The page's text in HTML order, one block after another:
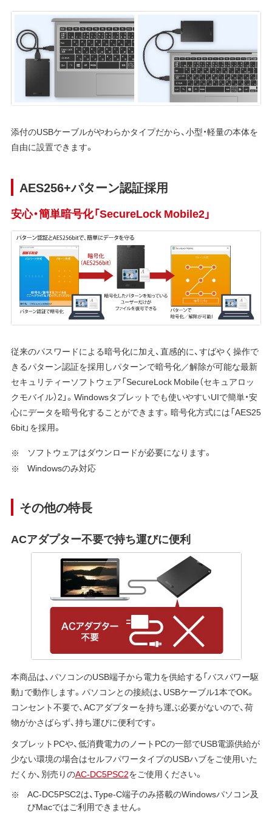
添付のUSBケーブルがやわらかタイプだから、小型・軽量の本体を
自由に設置できます。
AES256+パターン認証採用
安心・簡単暗号化「SecureLock Mobile2」
従来のパスワードによる暗号化に加え、直感的に、すばやく操作で
きるパターン認証を採用しパターンで暗号化／解除が可能な最新
セキュリティーソフトウェア「SecureLock Mobile（セキュアロッ
クモバイル）2」。Windowsタブレットでも使いやすいUIで簡単・安
心にデータを暗号化することができます。暗号化方式には「AES25
6bit」を採用。
ソフトウェアはダウンロードが必要になります。
Windowsのみ対応
その他の特長
ACアダプター不要で持ち運びに便利
本商品は、パソコンのUSB端子から電力を供給する「バスパワー駆
動」で動作します。パソコンとの接続は、USBケーブル1本でOK。
コンセント不要で、ACアダプターを持ち運ぶ必要がないので、荷
物がかさばらず、持ち運びに便利です。
タブレットPCや、低消費電力のノートPCの一部でUSB電源供給が
少ない環境の場合はセルフパワータイプのUSBハブをご使用いた
だくか、別売りのAC-DC5PSC2をご使用ください。
AC-DC5PSC2は、Type-C端子のみ搭載のWindowsパソコン及
びMacではご利用できません。